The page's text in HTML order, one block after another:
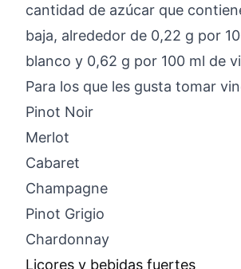
cantidad de azúcar que
baja, alrededor de 0,22 g por
blanco y 0,62 g por 100 ml de
Para los que les gusta tomar
Pinot Noir
Merlot
Cabaret
Champagne
Pinot Grigio
Chardonnay
Licores y bebidas fuertes